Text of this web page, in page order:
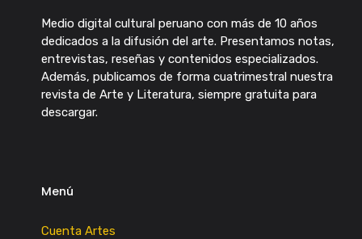
Medio digital cultural peruano con más de 10 años
dedicados a la difusión del arte. Presentamos notas,
entrevistas, reseñas y contenidos especializados.
Además, publicamos de forma cuatrimestral nuestra
revista de Arte y Literatura, siempre gratuita para
descargar.
Menú
Cuenta Artes